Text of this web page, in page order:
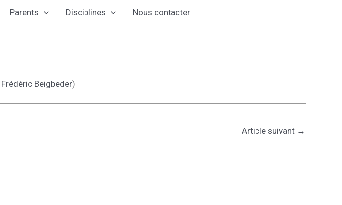
Parents Disciplines Nous contacter
Frédéric Beigbeder)
Article suivant →